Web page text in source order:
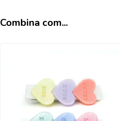
Combina com...